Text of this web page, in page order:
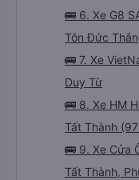
🚌 6. Xe G8
Tôn Đức
🚌 7. Xe
Duy Từ
🚌 8. Xe HM
Tất Thành
🚌 9. Xe Cửa
Tất Thành,